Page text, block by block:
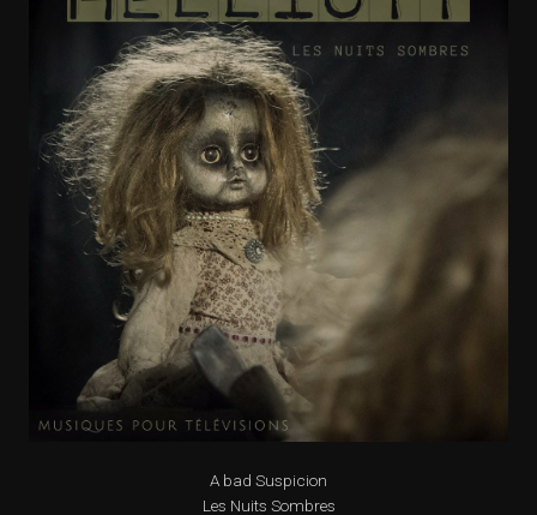
A bad Suspicion
Les Nuits Sombres